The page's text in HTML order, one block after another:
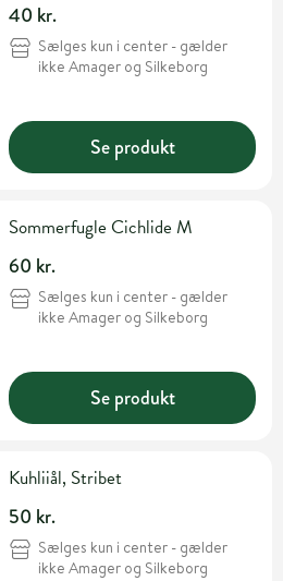
40 kr.
Sælges kun i center - gælder
ikke Amager og Silkeborg
Se produkt
Sommerfugle Cichlide M
60 kr.
Sælges kun i center - gælder
ikke Amager og Silkeborg
Se produkt
Kuhliiål, Stribet
50 kr.
Sælges kun i center - gælder
ikke Amager og Silkeborg